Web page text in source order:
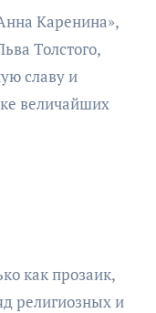
Каренина»,
Толстого,
славу и
величайших
как прозаик,
религиозных и